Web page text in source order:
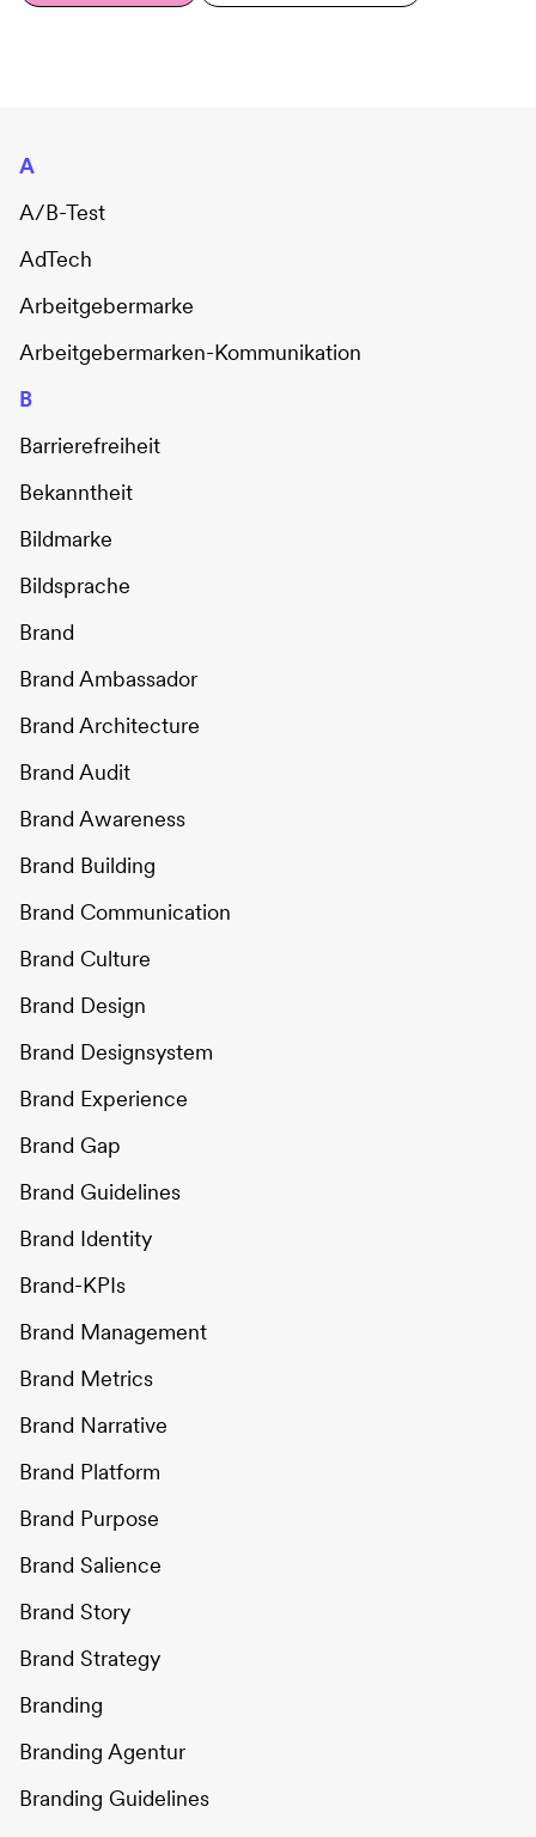
A
A/B-Test
AdTech
Arbeitgebermarke
Arbeitgebermarken-Kommunikation
B
Barrierefreiheit
Bekanntheit
Bildmarke
Bildsprache
Brand
Brand Ambassador
Brand Architecture
Brand Audit
Brand Awareness
Brand Building
Brand Communication
Brand Culture
Brand Design
Brand Designsystem
Brand Experience
Brand Gap
Brand Guidelines
Brand Identity
Brand-KPIs
Brand Management
Brand Metrics
Brand Narrative
Brand Platform
Brand Purpose
Brand Salience
Brand Story
Brand Strategy
Branding
Branding Agentur
Branding Guidelines